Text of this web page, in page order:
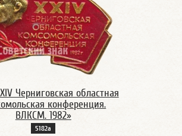
Черниговская областная
конференция.
ВЛКСМ. 1982»
5182а